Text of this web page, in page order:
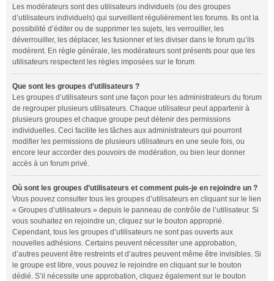
Les modérateurs sont des utilisateurs individuels (ou des groupes
d’utilisateurs individuels) qui surveillent régulièrement les forums. Ils ont la
possibilité d’éditer ou de supprimer les sujets, les verrouiller, les
déverrouiller, les déplacer, les fusionner et les diviser dans le forum qu’ils
modèrent. En règle générale, les modérateurs sont présents pour que les
utilisateurs respectent les règles imposées sur le forum.
Que sont les groupes d’utilisateurs ?
Les groupes d’utilisateurs sont une façon pour les administrateurs du forum
de regrouper plusieurs utilisateurs. Chaque utilisateur peut appartenir à
plusieurs groupes et chaque groupe peut détenir des permissions
individuelles. Ceci facilite les tâches aux administrateurs qui pourront
modifier les permissions de plusieurs utilisateurs en une seule fois, ou
encore leur accorder des pouvoirs de modération, ou bien leur donner
accès à un forum privé.
Où sont les groupes d’utilisateurs et comment puis-je en rejoindre un ?
Vous pouvez consulter tous les groupes d’utilisateurs en cliquant sur le lien
« Groupes d’utilisateurs » depuis le panneau de contrôle de l’utilisateur. Si
vous souhaitez en rejoindre un, cliquez sur le bouton approprié.
Cependant, tous les groupes d’utilisateurs ne sont pas ouverts aux
nouvelles adhésions. Certains peuvent nécessiter une approbation,
d’autres peuvent être restreints et d’autres peuvent même être invisibles. Si
le groupe est libre, vous pouvez le rejoindre en cliquant sur le bouton
dédié. S’il nécessite une approbation, cliquez également sur le bouton